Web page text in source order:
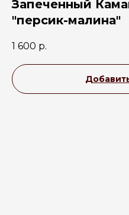
Запеченный
"персик-малина"
1 600 р.